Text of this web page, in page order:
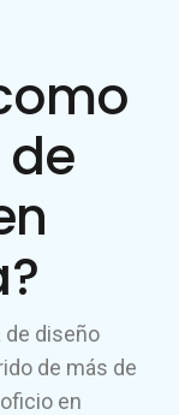
de diseño
de más de
en